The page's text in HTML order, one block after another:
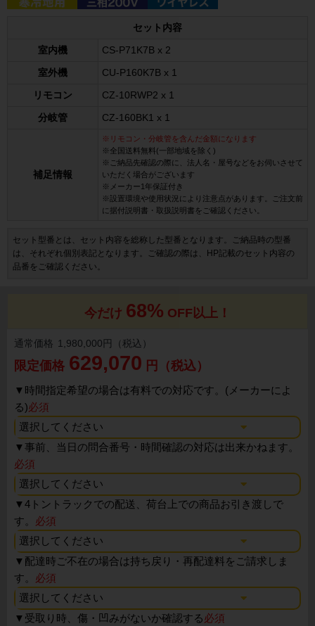
セット内容
室内機 CS-P71K7B x 2
室外機 CU-P160K7B x 1
リモコン CZ-10RWP2 x 1
分岐管 CZ-160BK1 x 1
補足情報
※リモコン・分岐管を含んだ金額になります
※全国送料無料(一部地域を除く)
※ご納品先確認の際に、法人名・屋号などをお伺いさせて
いただく場合がございます
※メーカー1年保証付き
※設置環境や使用状況により注意点があります。ご注文前
に据付説明書・取扱説明書をご確認ください。
セット型番とは、セット内容を総称した型番となります。ご納品時の型番
は、それぞれ個別表記となります。ご確認の際は、HP記載のセット内容の
品番をご確認ください。
今だけ 68% OFF以上！
通常価格 1,980,000円（税込）
限定価格 629,070 円（税込）
▼ 時間指定希望の場合は有料での対応です。(メーカーによ
る)必須
▼事前、当日の問合番号・時間確認の対応は出来かねます。
必須
▼4トントラックでの配送、荷台上での商品お引き渡しで
す。 必須
▼ 配達時ご不在の場合は持ち戻り・再配達料をご請求しま
す。 必須
▼ 受取り時、傷・凹みがないか確認する必須